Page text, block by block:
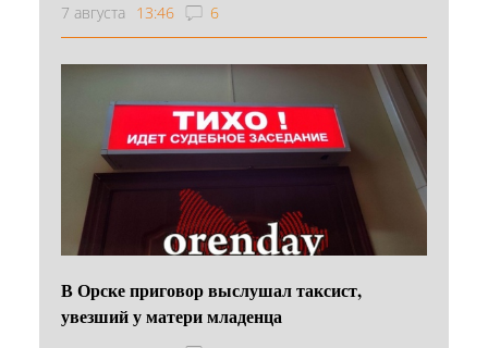
7 августа 13:46 6
В Орске приговор выслушал таксист,
увезший у матери младенца